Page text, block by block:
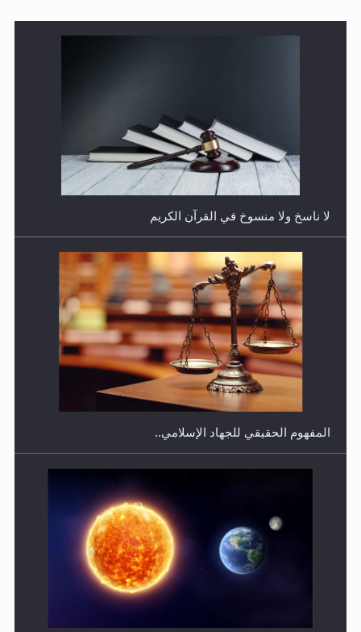
فتوى أمير المؤمنين الميرزا مسرور أحمد أيده الله في أطفال
الأنابيب وتحديد جنس المولود..
المفهوم الحقيقي للجهاد الإسلامي..
سورة التكوير تُنبئ بزمن بعثة المسيح الموعود عليه السلام